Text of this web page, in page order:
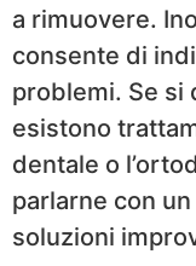
a rimuovere.
consente di
problemi. Se si
esistono
dentale o
parlarne con
soluzioni